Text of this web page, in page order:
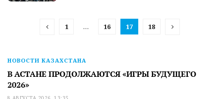
1 … 16 17 18
НОВОСТИ КАЗАХСТАНА
В АСТАНЕ ПРОДОЛЖАЮТСЯ «ИГРЫ БУДУЩЕГО
2026»